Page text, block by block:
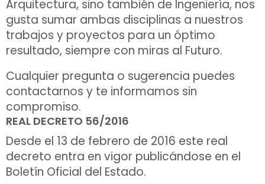
Arquitectura, sino también de Ingeniería, nos
gusta sumar ambas disciplinas a nuestros
trabajos y proyectos para un óptimo
resultado, siempre con miras al Futuro.
Cualquier pregunta o sugerencia puedes
contactarnos y te informamos sin
compromiso.
REAL DECRETO 56/2016
Desde el 13 de febrero de 2016 este real
decreto entra en vigor publicándose en el
Boletín Oficial del Estado.